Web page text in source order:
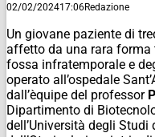
02/02/202417:06Redazione
Un giovane paziente di
affetto da una rara
fossa infratemporale e
operato all’ospedale
dall’èquipe del professor
Dipartimento di
dell’Università degli Studi